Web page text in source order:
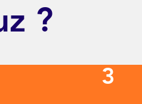
?
3